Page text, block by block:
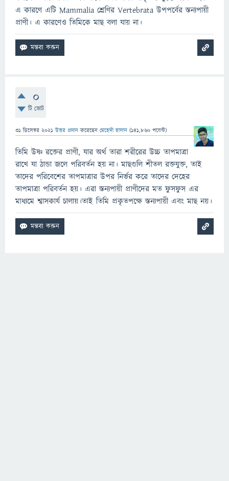
এ কারণে এটি Mammalia শ্রেণির Vertebrata উপপর্বের স্তন্যপায়ী
প্রাণী। এ কারণেও তিমিকে মাছ বলা যায় না।
0
টি ভোট
31 ডিসেম্বর 2021 উত্তর প্রদান করেছেন মেহেদী হাসান (141,860 পয়েন্ট)
তিমি উষ্ণ রক্তের প্রাণী, যার অর্থ তারা শরীরের উচ্চ তাপমাত্রা
রাখে যা ঠান্ডা জলে পরিবর্তন হয় না। মাছগুলি শীতল রক্তযুক্ত, তাই
তাদের পরিবেশের তাপমাত্রার উপর নির্ভর করে তাদের দেহের
তাপমাত্রা পরিবর্তন হয়। এরা স্তন্যপায়ী প্রাণীদের মত ফুসফুস এর
মাধ্যমে শ্বাসকার্য চালায়।তাই তিমি প্রকৃতপক্ষে স্তন্যপায়ী এবং মাছ নয়।